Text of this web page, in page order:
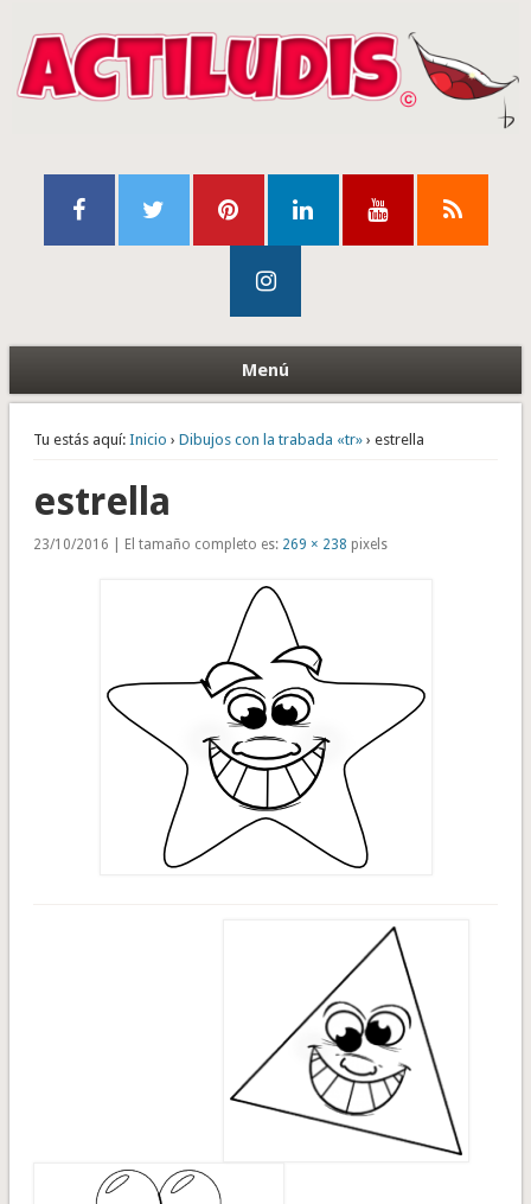
Menú
Tu estás aquí: Inicio › Dibujos con la trabada «tr»› estrella
estrella
23/10/2016 | El tamaño completo es: 269 × 238 pixels